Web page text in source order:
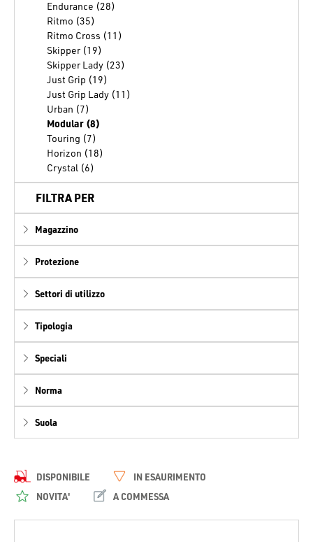
Endurance (28)
Ritmo (35)
Ritmo Cross (11)
Skipper (19)
Skipper Lady (23)
Just Grip (19)
Just Grip Lady (11)
Urban (7)
Modular (8)
Touring (7)
Horizon (18)
Crystal (6)
FILTRA PER
Magazzino
Protezione
Settori di utilizzo
Tipologia
Speciali
Norma
Suola
DISPONIBILE
IN ESAURIMENTO
NOVITA'
A COMMESSA